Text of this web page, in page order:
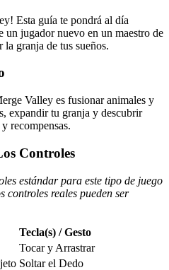
Esta guía te pondrá al día
un jugador nuevo en un maestro de
granja de tus sueños.
Valley es fusionar animales y
expandir tu granja y descubrir
recompensas.
Controles
estándar para este tipo de juego
controles reales pueden ser
Tecla(s) / Gesto
Tocar y Arrastrar
Soltar el Dedo